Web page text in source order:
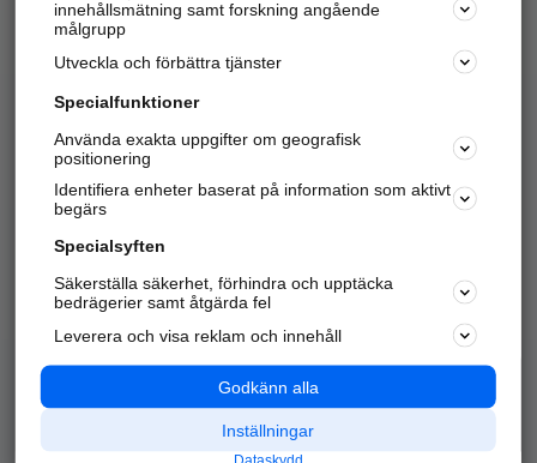
Marknadsför företaget
Kom igång och annonsera mot
samarbetspartners nära dig.
Alla kategorier
Populära sökningar
API & Kartor
Annonsera
Integritet
Nödnummer
innehållsmätning samt forskning angående
målgrupp
Utveckla och förbättra tjänster
Specialfunktioner
Använda exakta uppgifter om geografisk
positionering
Identifiera enheter baserat på information som aktivt
begärs
Specialsyften
Säkerställa säkerhet, förhindra och upptäcka
bedrägerier samt åtgärda fel
Leverera och visa reklam och innehåll
Godkänn alla
Inställningar
Dataskydd